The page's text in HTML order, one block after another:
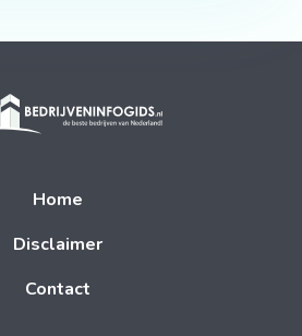
Home
Disclaimer
Contact